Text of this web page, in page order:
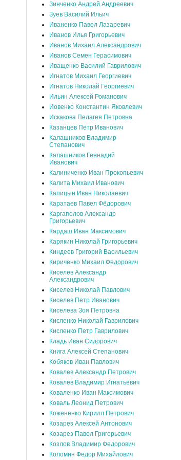
Зинченко Андрей Андреевич
Зуев Василий Ильич
Иваненко Павел Лазаревич
Иванов Илья Григорьевич
Иванов Михаил Александрович
Иванов Семен Герасимович
Иващенко Василий Гаврилович
Игнатов Михаил Георгиевич
Игнатов Николай Георгиевич
Ильин Алексей Романович
Иовенко Константин Яковлевич
Искакова Пелагея Петровна
Казанцев Петр Иванович
Калашников Владимир
Степанович
Калашников Геннадий
Иванович
Калиниченко Иван Прокопьевич
Калита Михаил Иванович
Капицын Иван Николаевич
Каратаев Павел Фёдорович
Каргаполов Александр
Григорьевич
Кардаш Иван Максимович
Карякин Николай Григорьевич
Киндеев Григорий Васильевич
Кириченко Михаил Федорович
Киселев Александр
Александрович
Киселев Николай Павлович
Киселев Петр Иванович
Киселева Зоя Петровна
Кисленко Николай Гаврилович
Кисленко Петр Гаврилович
Кладь Иван Сидорович
Книга Алексей Степанович
Кобяков Иван Павлович
Ковалев Александр Петрович
Ковалев Владимир Игнатьевич
Коваленко Иван Максимович
Коваль Леонид Петрович
Кожененко Кирилл Петрович
Козарез Алексей Антонович
Козарез Павел Григорьевич
Козлов Владимир Федорович
Коломин Федор Михайлович